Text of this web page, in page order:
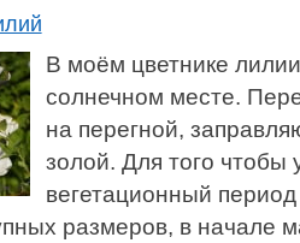
В моём цветнике
солнечном месте.
на перегной,
золой. Для того чтобы
вегетационный
размеров, в начале